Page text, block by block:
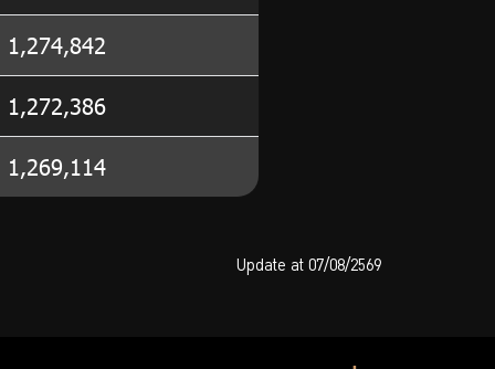
1,274,842
1,272,386
1,269,114
Update at 07/08/2569